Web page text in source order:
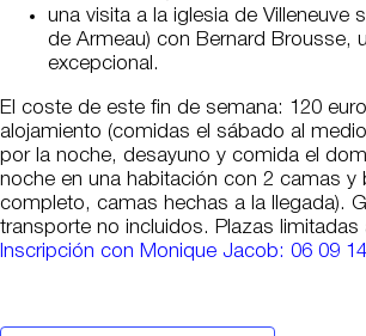
una visita a la iglesia de Villeneuve
de Armeau) con Bernard Brousse,
excepcional.
El coste de este fin de semana: 120
alojamiento (comidas el sábado al
por la noche, desayuno y comida el
noche en una habitación con 2 camas y
completo, camas hechas a la llegada).
transporte no incluidos. Plazas limitadas
Inscripción con Monique Jacob: 06 09